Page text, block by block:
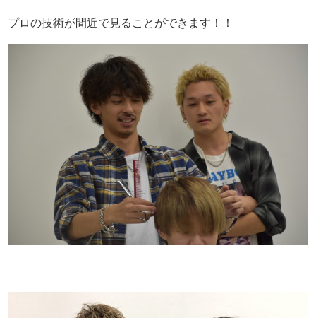
プロの技術が間近で見ることができます！！